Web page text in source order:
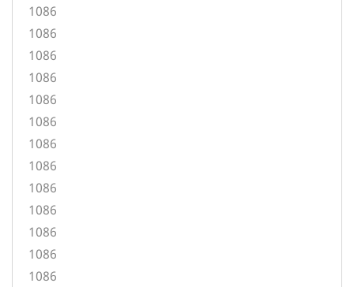
1086
1086
1086
1086
1086
1086
1086
1086
1086
1086
1086
1086
1086